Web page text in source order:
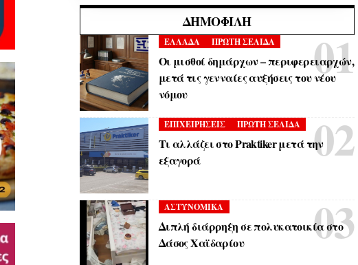
ΔΗΜΟΦΙΛΉ
ΕΛΛΑΔΑ ΠΡΩΤΗ ΣΕΛΙΔΑ
Οι μισθοί δημάρχων – περιφερειαρχών,
μετά τις γενναίες αυξήσεις του νέου
νόμου
ΕΠΙΧΕΙΡΗΣΕΙΣ ΠΡΩΤΗ ΣΕΛΙΔΑ
Τι αλλάζει στο Praktiker μετά την
εξαγορά
ΑΣΤΥΝΟΜΙΚΑ
Διπλή διάρρηξη σε πολυκατοικία στο
Δάσος Χαϊδαρίου